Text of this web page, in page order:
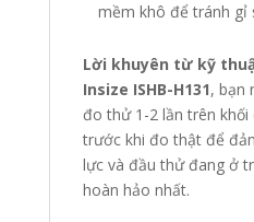
mềm khô để tránh gỉ
Lời khuyên từ kỹ
Insize ISHB-H131, bạn
đo thử 1-2 lần trên khối
trước khi đo thật để
lực và đầu thử đang ở
hoàn hảo nhất.